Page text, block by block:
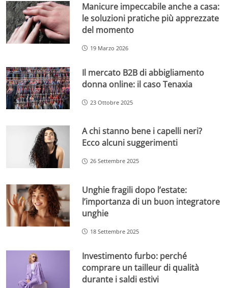
Manicure impeccabile anche a casa:
le soluzioni pratiche più apprezzate
del momento
19 Marzo 2026
Il mercato B2B di abbigliamento
donna online: il caso Tenaxia
23 Ottobre 2025
A chi stanno bene i capelli neri?
Ecco alcuni suggerimenti
26 Settembre 2025
Unghie fragili dopo l’estate:
l’importanza di un buon integratore
unghie
18 Settembre 2025
Investimento furbo: perché
comprare un tailleur di qualità
durante i saldi estivi